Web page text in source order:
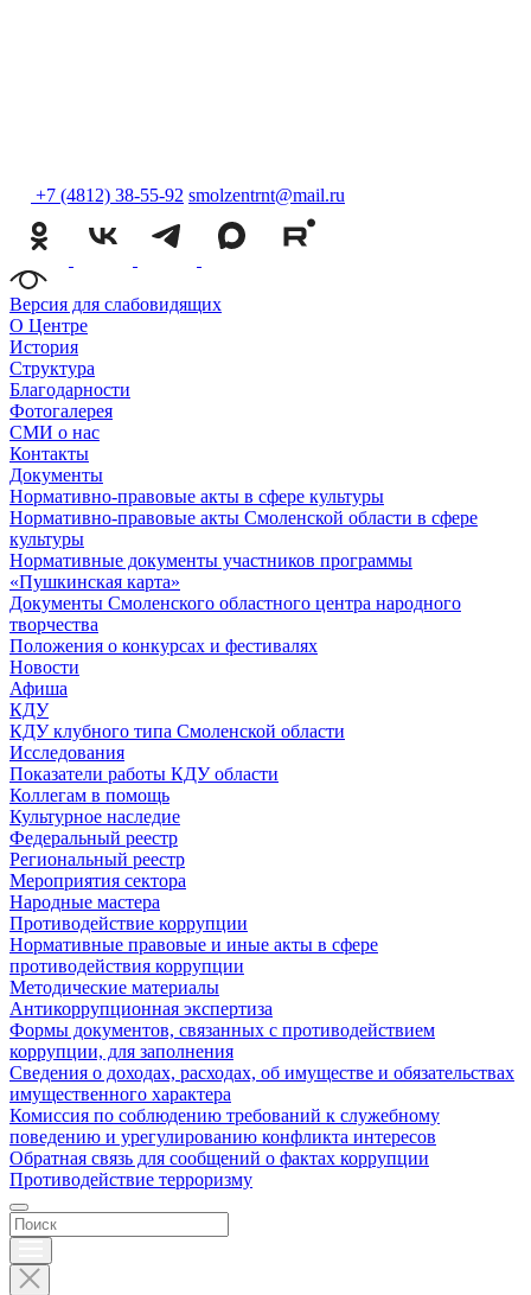
+7 (4812) 38-55-92 smolzentrnt@mail.ru
Версия для слабовидящих
О Центре
История
Структура
Благодарности
Фотогалерея
СМИ о нас
Контакты
Документы
Нормативно-правовые акты в сфере культуры
Нормативно-правовые акты Смоленской области в сфере
культуры
Нормативные документы участников программы
«Пушкинская карта»
Документы Смоленского областного центра народного
творчества
Положения о конкурсах и фестивалях
Новости
Афиша
КДУ
КДУ клубного типа Смоленской области
Исследования
Показатели работы КДУ области
Коллегам в помощь
Культурное наследие
Федеральный реестр
Региональный реестр
Мероприятия сектора
Народные мастера
Противодействие коррупции
Нормативные правовые и иные акты в сфере
противодействия коррупции
Методические материалы
Антикоррупционная экспертиза
Формы документов, связанных с противодействием
коррупции, для заполнения
Сведения о доходах, расходах, об имуществе и обязательствах
имущественного характера
Комиссия по соблюдению требований к служебному
поведению и урегулированию конфликта интересов
Обратная связь для сообщений о фактах коррупции
Противодействие терроризму